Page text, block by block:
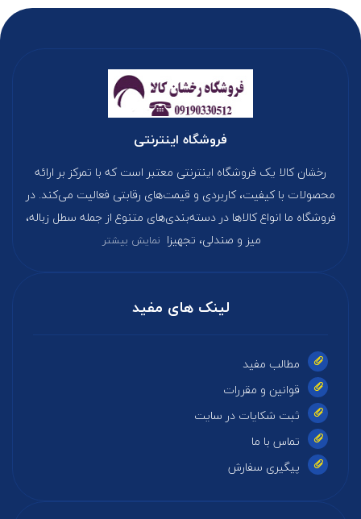
فروشگاه اینترنتی
رخشان کالا یک فروشگاه اینترنتی معتبر است که با تمرکز بر ارائه
محصولات با کیفیت، کاربردی و قیمت‌های رقابتی فعالیت می‌کند. در
فروشگاه ما انواع کالاها در دسته‌بندی‌های متنوع از جمله سطل زباله،
میز و صندلی، تجهیزا نمایش بیشتر
لینک های مفید
مطالب مفید
قوانین و مقررات
ثبت شکایات در سایت
تماس با ما
پیگیری سفارش